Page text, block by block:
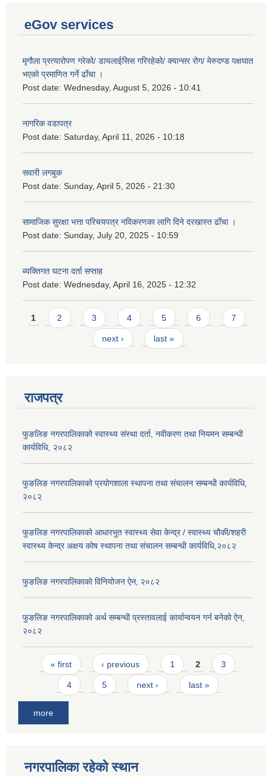
eGov services
मृगौला प्रत्यारोपण गरेको/ डायलाईसिस गरिरहेको/ क्यान्सर रोग/ मेरुदण्ड पक्षघात
भएको प्रमाणित गर्ने ढाँचा ।
Post date: Wednesday, August 5, 2026 - 10:41
नागरिक वडापत्र
Post date: Saturday, April 11, 2026 - 10:18
सवारी लगबुक
Post date: Sunday, April 5, 2026 - 21:30
सामाजिक सुरक्षा भत्ता परिचयपत्र नविकरणका लागि दिने दरखास्त ढाँचा ।
Post date: Sunday, July 20, 2025 - 10:59
ब्यक्तिगत घटना दर्ता सप्ताह
Post date: Wednesday, April 16, 2025 - 12:32
Pages
1 2 3 4 5 6 7
next › last »
राजपत्र
फुङलिङ नगरपालिकाको स्वास्थ्य संस्था दर्ता, नवीकरण तथा नियमन सम्बन्धी
कार्यविधि, २०८२
फुङलिङ नगरपालिकाको प्रयोगशाला स्थापना तथा संचालन सम्बन्धी कार्यविधि‚
२०८२
फुङलिङ नगरपालिकाको आधारभुत स्वास्थ्य सेवा केन्द्र / स्वास्थ्य चौकी/शहरी
स्वास्थ्य केन्द्र अक्षय कोष स्थापना तथा संचालन सम्बन्धी कार्यविधि,२०८२
फुङलिङ नगरपालिकाको विनियोजन ऐन‚ २०८२
फुङलिङ नगरपालिकाको अर्थ सम्बन्धी प्रस्तावलाई कार्यान्वयन गर्न बनेको ऐन‚
२०८२
Pages
« first ‹ previous 1 2 3
4 5 next › last »
more
नगरपालिका रहेको स्थान